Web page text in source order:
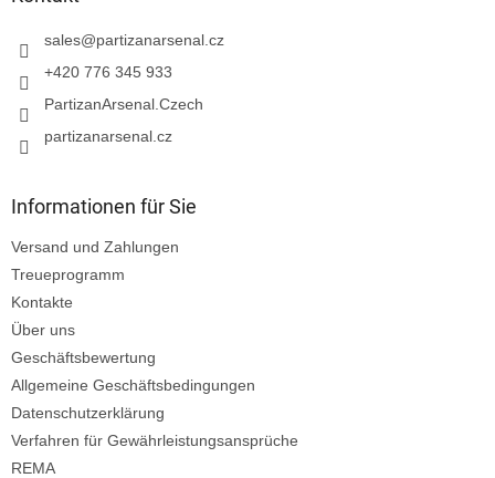
sales@partizanarsenal.cz
+420 776 345 933
PartizanArsenal.Czech
partizanarsenal.cz
Informationen für Sie
Versand und Zahlungen
Treueprogramm
Kontakte
Über uns
Geschäftsbewertung
Allgemeine Geschäftsbedingungen
Datenschutzerklärung
Verfahren für Gewährleistungsansprüche
REMA